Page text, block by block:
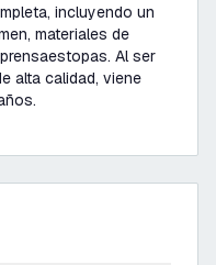
incluyendo un
materiales de
Al ser
alta calidad, viene